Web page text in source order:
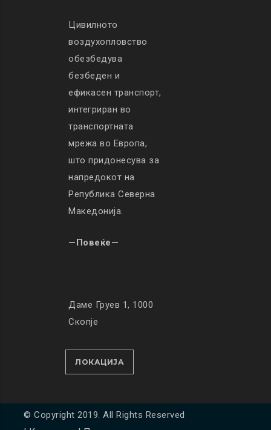
Цивилното
воздухопловство
обезбедува
безбеден и
ефикасен транспорт,
интегриран во
транспортната
мрежа во Европа,
што придонесува за
напредокот на
Република Северна
Македонија.
—Повеќе—
Даме Груев 1, 1000
Скопје
ЛОКАЦИЈА
© Copyright 2019. All Rights Reserved